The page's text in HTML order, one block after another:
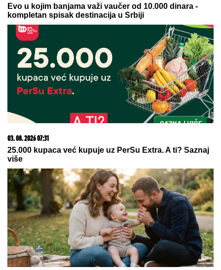
Slučaj "vibrator": Srpkinja tvrdila da
se branila od napada penzionerke sa
seksualnim pomagalom, porota joj
izrekla 20 godina zatvora
(FOTO) ZAGRLJENI I NASMEJANI
Bivši dečko Džejle Ramović objavio